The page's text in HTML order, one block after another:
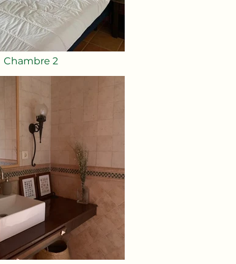
Chambre 2